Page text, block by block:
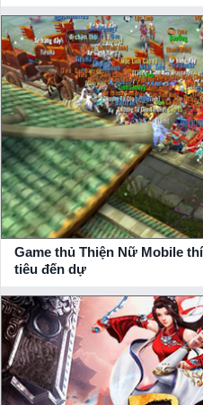
Game thủ Thiện Nữ Mobile
tiêu đến dự